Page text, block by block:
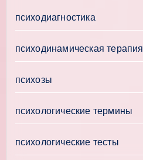
психодиагностика
психодинамическая терапия
психозы
психологические термины
психологические тесты